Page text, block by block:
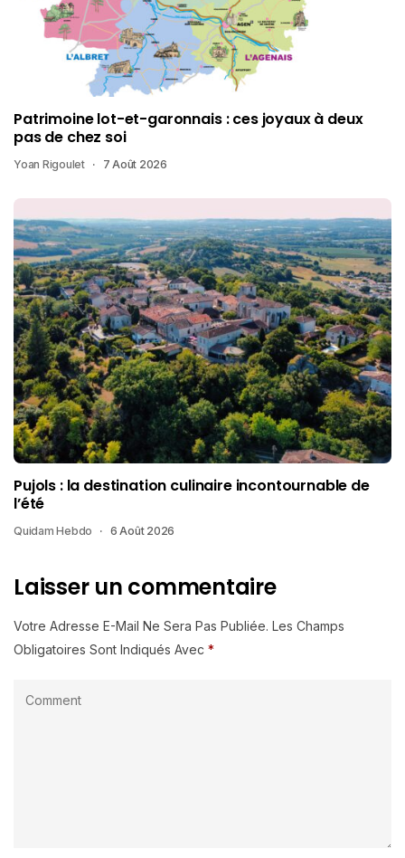
Patrimoine lot-et-garonnais : ces joyaux à deux
pas de chez soi
Yoan Rigoulet 7 Août 2026
Pujols : la destination culinaire incontournable de
l’été
Quidam Hebdo 6 Août 2026
Laisser un commentaire
Votre Adresse E-Mail Ne Sera Pas Publiée. Les Champs
Obligatoires Sont Indiqués Avec *